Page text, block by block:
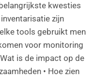
kwesties
zijn
tools gebruikt men
voor monitoring
is de impact op de
• Hoe zien